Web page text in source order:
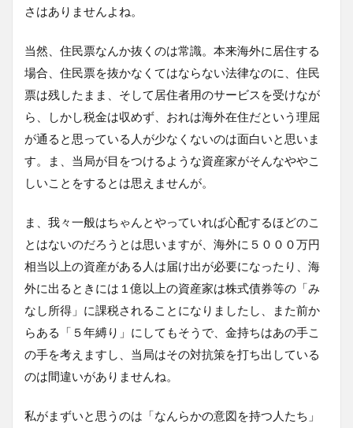
さはありませんよね。
当然、住民票なんか抜くのは常識。本来海外に居住する
場合、住民票を抜かなくてはならない法律なのに、住民
票は残したまま、そして居住者用のサービスを受けなが
ら、しかし税金は収めず、おれは海外在住だという理屈
が通ると思っている人が少なくないのは面白いと思いま
す。ま、当局が目をつけるような資産家がそんなややこ
しいことをするとは思えませんが。
ま、我々一般はちゃんとやっていれば心配するほどのこ
とはないのだろうとは思いますが、海外に５０００万円
相当以上の資産がある人は届け出が必要になったり、海
外に出るときには１億以上の資産家は株式債券等の「み
なし所得」に課税されることになりましたし、また前か
らある「５年縛り」にしてもそうで、金持ちはあの手こ
の手を考えますし、当局はその対抗策を打ち出している
のは間違いがありませんね。
私がまずいと思うのは「なんらかの意図を持つ人たち」